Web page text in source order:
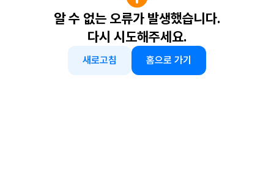
알 수 없는 오류가 발생했습니다.
다시 시도해주세요.
새로고침 홈으로 가기